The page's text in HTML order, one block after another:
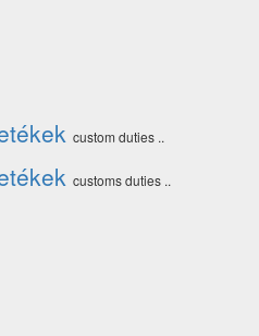
custom duties ..
customs duties ..